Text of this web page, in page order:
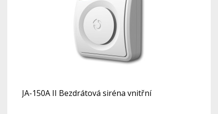
JA-150A II Bezdrátová siréna vnitřní